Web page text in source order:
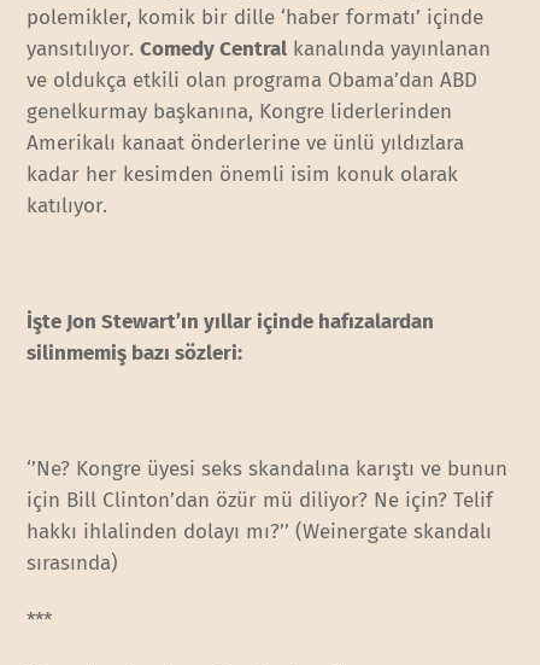
polemikler, komik bir dille ‘haber formatı’ içinde
yansıtılıyor.Comedy Central kanalında yayınlanan
ve oldukça etkili olan programa Obama’dan ABD
genelkurmay başkanına, Kongre liderlerinden
Amerikalı kanaat önderlerine ve ünlü yıldızlara
kadar her kesimden önemli isim konuk olarak
katılıyor.
İşte Jon Stewart’ın yıllar içinde hafızalardan
silinmemiş bazı sözleri:
‘’Ne? Kongre üyesi seks skandalına karıştı ve bunun
için Bill Clinton’dan özür mü diliyor? Ne için? Telif
hakkı ihlalinden dolayı mı?’’ (Weinergate skandalı
sırasında)
***